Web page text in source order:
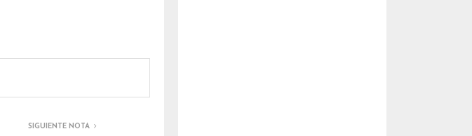
SIGUIENTE NOTA